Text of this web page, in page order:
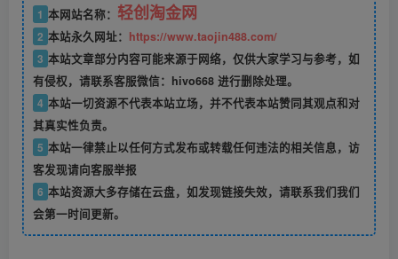
1 本网站名称： 轻创淘金网
2 本站永久网址： https://www.taojin488.com/
3 本站文章部分内容可能来源于网络，仅供大家学习与参考，如
有侵权，请联系客服微信：hivo668 进行删除处理。
4 本站一切资源不代表本站立场，并不代表本站赞同其观点和对
其真实性负责。
5 本站一律禁止以任何方式发布或转载任何违法的相关信息，访
客发现请向客服举报
6 本站资源大多存储在云盘，如发现链接失效，请联系我们我们
会第一时间更新。